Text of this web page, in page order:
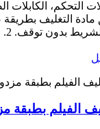
التغليف بطريقة
الفيلم بطبقة